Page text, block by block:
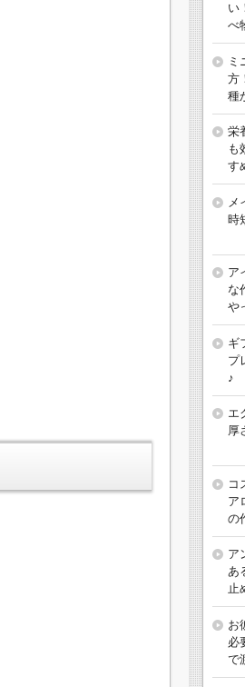
い
べ
ミ
方
種
栄
も
す
メ
時
ア
な
や
ギ
プ
♪
エ
厚
コ
ア
の
ア
あ
止
お
必
で